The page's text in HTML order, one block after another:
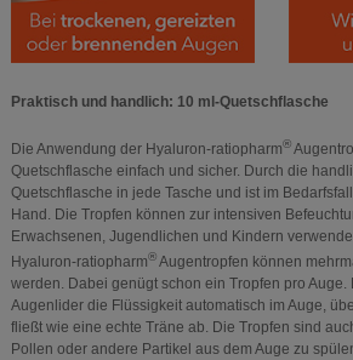
Praktisch und handlich: 10 ml-Quetschflasche
Die Anwendung der Hyaluron-ratiopharm®
Quetschflasche einfach und sicher. Durch die
Quetschflasche in jede Tasche und ist im
Hand. Die Tropfen können zur intensiven
Erwachsenen, Jugendlichen und Kindern
Hyaluron-ratiopharm®Augentropfen können
werden. Dabei genügt schon ein Tropfen pro
Augenlider die Flüssigkeit automatisch im Auge,
fließt wie eine echte Träne ab. Die Tropfen sind
Pollen oder andere Partikel aus dem Auge zu